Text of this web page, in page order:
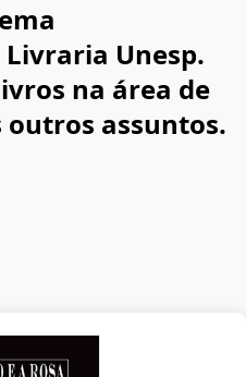
Livraria Unesp.
na área de
assuntos.